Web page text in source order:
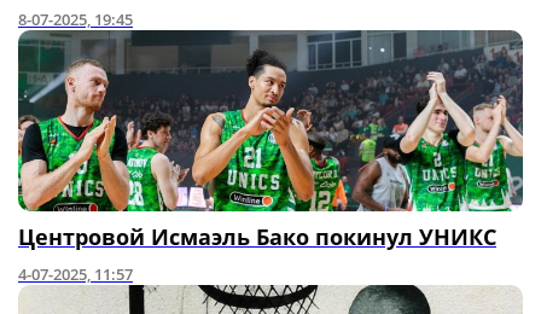
8-07-2025, 19:45
Центровой Исмаэль Бако покинул УНИКС
4-07-2025, 11:57